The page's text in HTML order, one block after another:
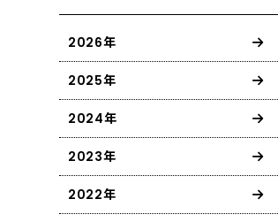
2026年
2025年
2024年
2023年
2022年